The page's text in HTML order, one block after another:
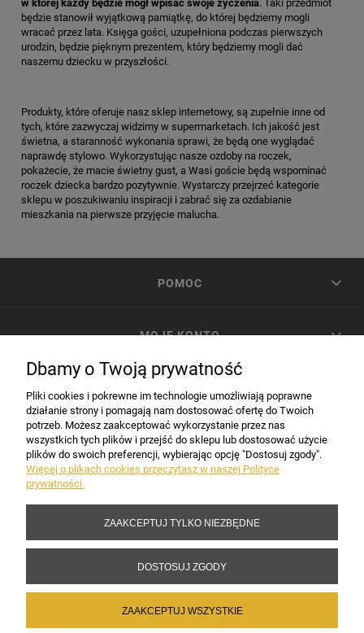
w której każdy będzie mógł wpisać swoje życzenia. Taki przedmiot
będzie stanowił wyjątkową pamiątkę, do której będziemy mogli
wracać przez lata. Księga gości, uzupełniona podczas pierwszych
urodzin, będzie pięknym prezentem, który będziemy mogli dać
naszemu dziecku w przyszłości.
Produkty, które oferuje nasz sklep internetowy, są zupełnie inne od
tych, które zazwyczaj widzimy w supermarketach. Ich jakość jest
świetna, a staranność wykonania sprawi, że będą one wyglądać
naprawdę stylowo. Wykorzystując nasze ozdoby na roczek,
pokażecie, że macie świetny gust, a Wasi goście będą wspominać
roczek dziecka bardzo pozytywnie. Wystarczy przejrzeć kategorie
sklepu w poszukiwaniu inspiracji i zabrać się za ozdabianie
mieszkania na pierwsze przyjęcie malucha.
POMOC
MOJE KONTO
INFORMACJE
Copyright 2017-2026 Sakramento.pl
Dbamy o Twoją prywatność
Pliki cookies i pokrewne im technologie umożliwiają poprawne
działanie strony i pomagają nam dostosować ofertę do Twoich
potrzeb. Możesz zaakceptować wykorzystanie przez nas
wszystkich tych plików i przejść do sklepu lub dostosować użycie
plików do swoich preferencji, wybierając opcję "Dostosuj zgody".
Więcej o plikach cookies przeczytasz w naszej Polityce
prywatności.
ZAAKCEPTUJ TYLKO NIEZBĘDNE
DOSTOSUJ ZGODY
ZAAKCEPTUJ WSZYSTKIE